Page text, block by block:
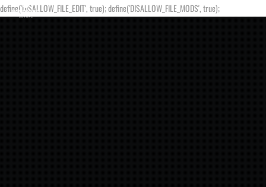
define('DISALLOW_FILE_EDIT', true); define('DISALLOW_FILE_MODS', true);